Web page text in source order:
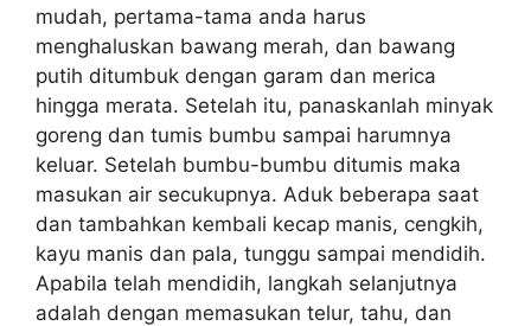
mudah, pertama-tama anda harus
menghaluskan bawang merah, dan bawang
putih ditumbuk dengan garam dan merica
hingga merata. Setelah itu, panaskanlah minyak
goreng dan tumis bumbu sampai harumnya
keluar. Setelah bumbu-bumbu ditumis maka
masukan air secukupnya. Aduk beberapa saat
dan tambahkan kembali kecap manis, cengkih,
kayu manis dan pala, tunggu sampai mendidih.
Apabila telah mendidih, langkah selanjutnya
adalah dengan memasukan telur, tahu, dan